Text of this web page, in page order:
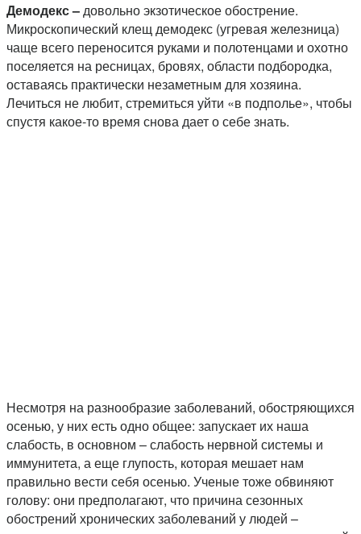
Демодекс –довольно экзотическое обострение.
Микроскопический клещ демодекс (угревая железница)
чаще всего переносится руками и полотенцами и охотно
поселяется на ресницах, бровях, области подбородка,
оставаясь практически незаметным для хозяина.
Лечиться не любит, стремиться уйти «в подполье», чтобы
спустя какое-то время снова дает о себе знать.
Несмотря на разнообразие заболеваний, обостряющихся
осенью, у них есть одно общее: запускает их наша
слабость, в основном – слабость нервной системы и
иммунитета, а еще глупость, которая мешает нам
правильно вести себя осенью. Ученые тоже обвиняют
голову: они предполагают, что причина сезонных
обострений хронических заболеваний у людей –